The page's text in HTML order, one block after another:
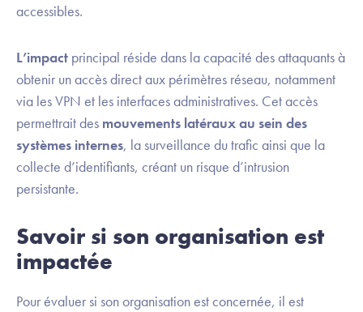
accessibles.
L’impact principal réside dans la capacité des attaquants à
obtenir un accès direct aux périmètres réseau, notamment
via les VPN et les interfaces administratives. Cet accès
permettrait des mouvements latéraux au sein des
systèmes internes, la surveillance du trafic ainsi que la
collecte d’identifiants, créant un risque d’intrusion
persistante.
Savoir si son organisation est
impactée
Pour évaluer si son organisation est concernée, il est